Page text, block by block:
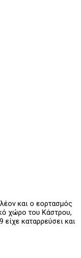
και ο εορτασμός
χώρο του Κάστρου,
καταρρεύσει και